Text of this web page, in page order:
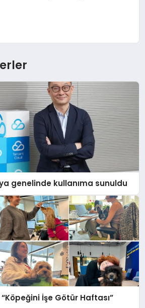
genelinde kullanıma sunuldu
İşe Götür Haftası”